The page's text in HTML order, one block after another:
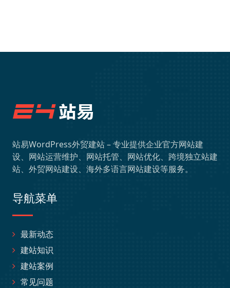
站易WordPress外贸建站 – 专业提供企业官方网站建
设、网站运营维护、网站托管、网站优化、跨境独立站建
站、外贸网站建设、海外多语言网站建设等服务。
导航菜单
最新动态
建站知识
建站案例
常见问题